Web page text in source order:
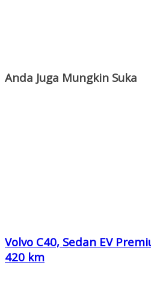
Anda Juga Mungkin Suka
Volvo C40, Sedan EV
420 km